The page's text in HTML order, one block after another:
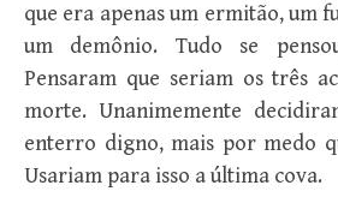
que era apenas um ermitão, um
um demônio. Tudo se
Pensaram que seriam os três
morte. Unanimemente
enterro digno, mais por medo
Usariam para isso a última cova.